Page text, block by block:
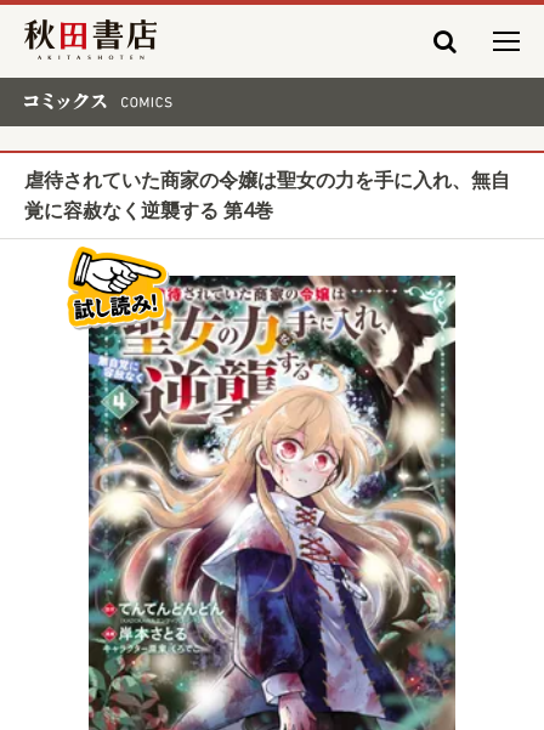
秋田書店
虐待されていた商家の令嬢は聖女の力を手に入れ、無自
覚に容赦なく逆襲する 第4巻